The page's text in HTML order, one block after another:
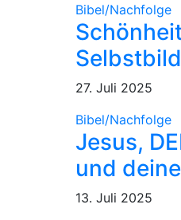
Bibel/Nachfolge
Selbstbild
27. Juli 2025
Bibel/Nachfolge
Jesus,
und
13. Juli 2025